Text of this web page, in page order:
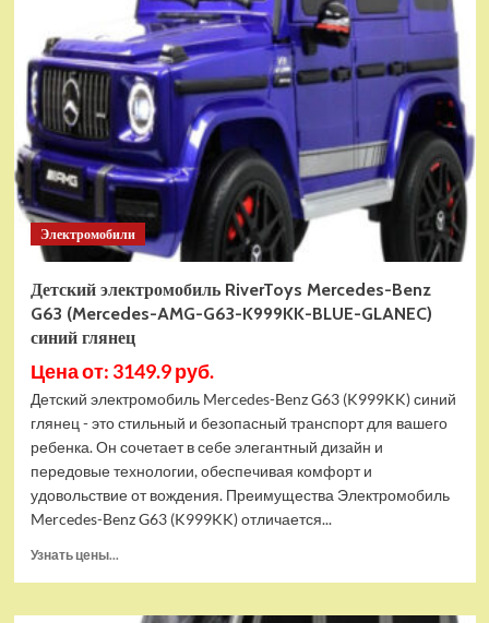
Конструктор
LEGO
Star
Wars
Ударный
крейсер
класса
Аккламатор
(75404)
Электромобили
Детский электромобиль RiverToys Mercedes-Benz
G63 (Mercedes-AMG-G63-K999KK-BLUE-GLANEC)
синий глянец
Цена от: 3149.9 руб.
Детский электромобиль Mercedes-Benz G63 (K999KK) синий
глянец - это стильный и безопасный транспорт для вашего
ребенка. Он сочетает в себе элегантный дизайн и
передовые технологии, обеспечивая комфорт и
удовольствие от вождения. Преимущества Электромобиль
Mercedes-Benz G63 (K999KK) отличается...
Узнать цены...
Детский